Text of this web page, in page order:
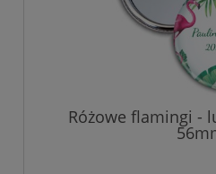
Różowe flamingi -